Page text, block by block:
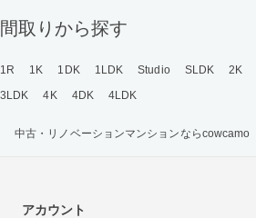
間取りから探す
1R 1K 1DK 1LDK Studio SLDK 2K
3LDK
4K 4DK 4LDK
中古・リノベーションマンションならcowcamo
アカウント